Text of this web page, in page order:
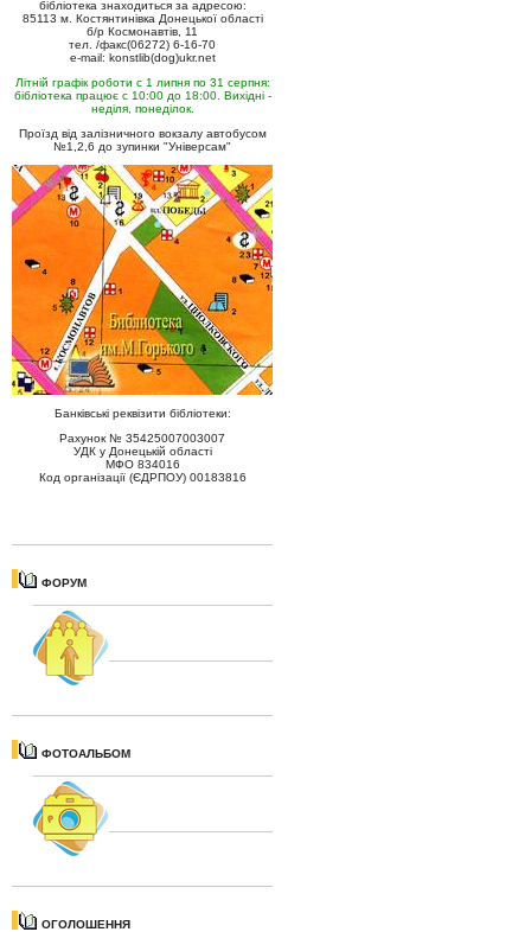
бібліотека знаходиться за адресою:
85113 м. Костянтинівка Донецької області
б/р Космонавтів, 11
тел. /факс(06272) 6-16-70
e-mail: konstlib(dog)ukr.net
Літній графік роботи с 1 липня по 31 серпня:
бібліотека працює с 10:00 до 18:00. Вихідні -
неділя, понеділок.
Проїзд від залізничного вокзалу автобусом
№1,2,6 до зупинки "Універсам"
Банківські реквізити бібліотеки:
Рахунок № 35425007003007
УДК у Донецькій області
МФО 834016
Код організації (ЄДРПОУ) 00183816
ФОРУМ
ФОТОАЛЬБОМ
ОГОЛОШЕННЯ